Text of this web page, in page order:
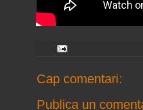
Cap comentari:
Publica un